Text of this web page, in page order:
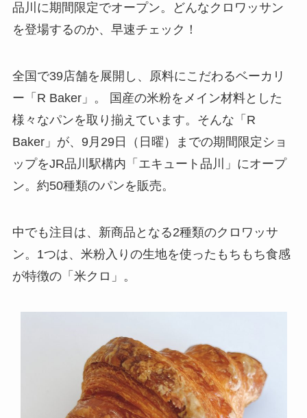
品川に期間限定でオープン。どんなクロワッサン
を登場するのか、早速チェック！
全国で39店舗を展開し、原料にこだわるベーカリ
ー「R Baker」。 国産の米粉をメイン材料とした
様々なパンを取り揃えています。そんな「R
Baker」が、9月29日（日曜）までの期間限定ショ
ップをJR品川駅構内「エキュート品川」にオープ
ン。約50種類のパンを販売。
中でも注目は、新商品となる2種類のクロワッサ
ン。1つは、米粉入りの生地を使ったもちもち食感
が特徴の「米クロ」。